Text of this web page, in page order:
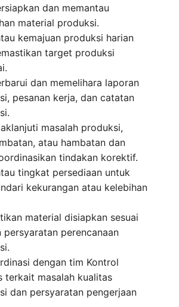
dan memantau
material produksi.
kemajuan produksi harian
target produksi
dan memelihara laporan
pesanan kerja, dan catatan
masalah produksi,
atau hambatan dan
tindakan korektif.
tingkat persediaan untuk
kekurangan atau kelebihan
material disiapkan sesuai
persyaratan perencanaan
dengan tim Kontrol
terkait masalah kualitas
dan persyaratan pengerjaan